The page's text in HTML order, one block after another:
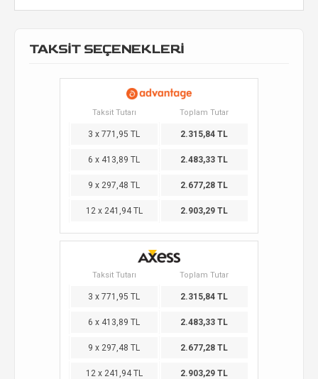
TAKSİT SEÇENEKLERİ
Taksit Tutarı Toplam Tutar
3 x 771,95 TL 2.315,84 TL
6 x 413,89 TL 2.483,33 TL
9 x 297,48 TL 2.677,28 TL
12 x 241,94 TL 2.903,29 TL
Taksit Tutarı Toplam Tutar
3 x 771,95 TL 2.315,84 TL
6 x 413,89 TL 2.483,33 TL
9 x 297,48 TL 2.677,28 TL
12 x 241,94 TL 2.903,29 TL